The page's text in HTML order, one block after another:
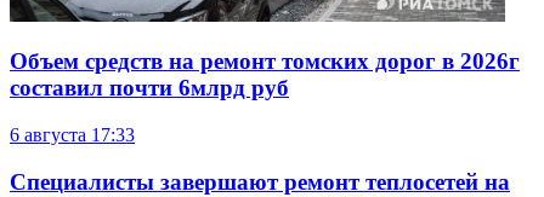
Объем средств на ремонт томских дорог в 2026г
составил почти 6млрд руб
6 августа 17:33
Специалисты завершают ремонт теплосетей на